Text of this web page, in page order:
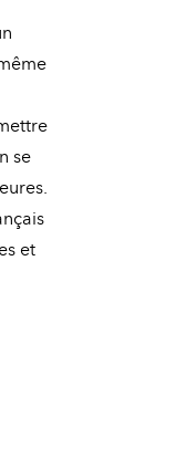
se
et